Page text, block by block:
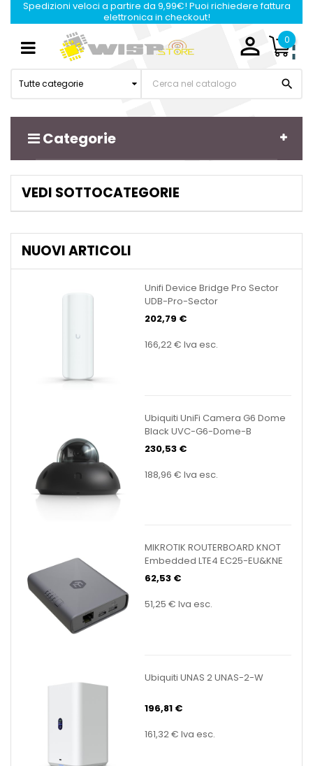
Spedizioni veloci a partire da 9,99€! Puoi richiedere fattura
elettronica in checkout!
 0
Tutte categorie 
Categorie
Navigazione
Toggle
VEDI SOTTOCATEGORIE
NUOVI ARTICOLI
Unifi Device Bridge Pro Sector
UDB-Pro-Sector
202,79 €
166,22 € Iva esc.
Ubiquiti UniFi Camera G6 Dome
Black UVC-G6-Dome-B
230,53 €
188,96 € Iva esc.
MIKROTIK ROUTERBOARD KNOT
Embedded LTE4 EC25-EU&KNE
62,53 €
51,25 € Iva esc.
Ubiquiti UNAS 2 UNAS-2-W
196,81 €
161,32 € Iva esc.